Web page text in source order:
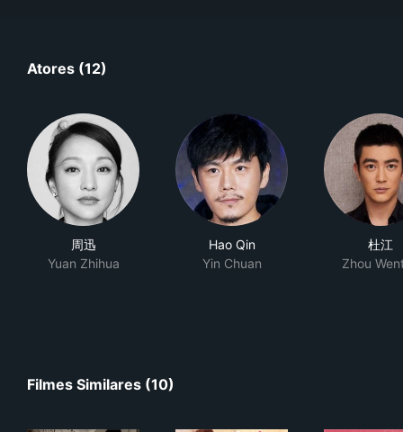
Atores (12)
周迅
Yuan Zhihua
Hao Qin
Yin Chuan
杜江
Zhou
Filmes Similares (10)